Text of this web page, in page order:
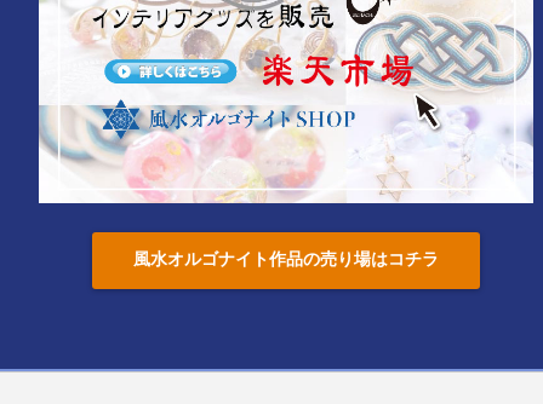
風水オルゴナイト作品の売り場はコチラ